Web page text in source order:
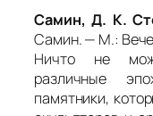
Самин, Д. К.
Самин. — М.:
Ничто не
различные
памятники,